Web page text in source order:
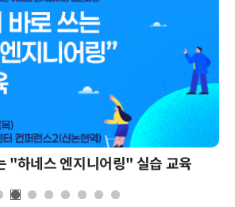
"하네스 엔지니어링" 실습 교육